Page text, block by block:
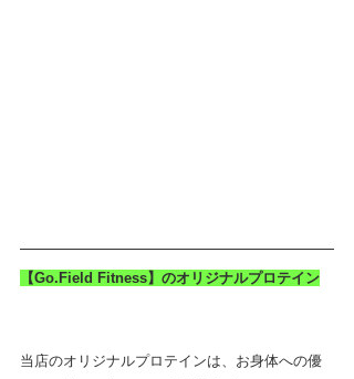
【Go.Field Fitness】のオリジナルプロテイン
当店のオリジナルプロテインは、お身体への優